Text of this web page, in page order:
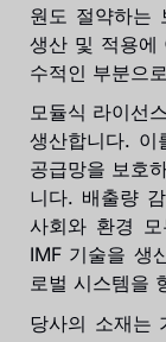
원도 절약하는
생산 및 적용에
수적인 부분으
모듈식 라이선
생산합니다. 이
공급망을 보호
니다. 배출량
사회와 환경
IMF 기술을 생
로벌 시스템을
당사의 소재는